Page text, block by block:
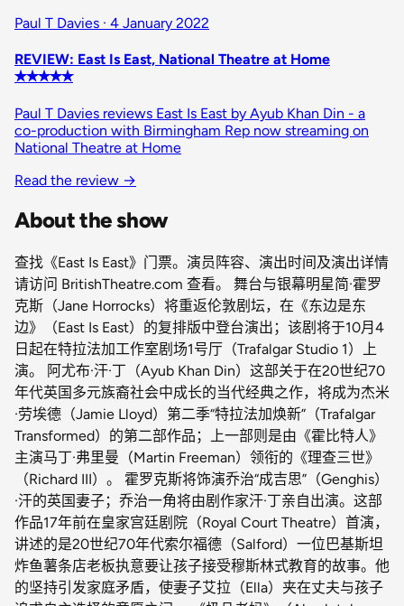
Paul T Davies · 4 January 2022
REVIEW: East Is East, National Theatre at Home
✭✭✭✭✭
Paul T Davies reviews East Is East by Ayub Khan Din - a
co-production with Birmingham Rep now streaming on
National Theatre at Home
Read the review →
About the show
查找《East Is East》门票。演员阵容、演出时间及演出详情
请访问 BritishTheatre.com 查看。 舞台与银幕明星简·霍罗
克斯（Jane Horrocks）将重返伦敦剧坛，在《东边是东
边》（East Is East）的复排版中登台演出；该剧将于10月4
日起在特拉法加工作室剧场1号厅（Trafalgar Studio 1）上
演。 阿尤布·汗·丁（Ayub Khan Din）这部关于在20世纪70
年代英国多元族裔社会中成长的当代经典之作，将成为杰米
·劳埃德（Jamie Lloyd）第二季“特拉法加焕新”（Trafalgar
Transformed）的第二部作品；上一部则是由《霍比特人》
主演马丁·弗里曼（Martin Freeman）领衔的《理查三世》
（Richard III）。 霍罗克斯将饰演乔治“成吉思”（Genghis）
·汗的英国妻子；乔治一角将由剧作家汗·丁亲自出演。这部
作品17年前在皇家宫廷剧院（Royal Court Theatre）首演，
讲述的是20世纪70年代索尔福德（Salford）一位巴基斯坦
炸鱼薯条店老板执意要让孩子接受穆斯林式教育的故事。他
的坚持引发家庭矛盾，使妻子艾拉（Ella）夹在丈夫与孩子